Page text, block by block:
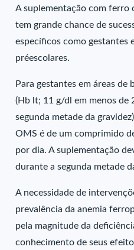
A suplementação com ferro
tem grande chance de
específicos como gestantes
préescolares.
Para gestantes em áreas de
(Hb lt; 11 g/dl em menos de
segunda metade da
OMS é de um comprimido
por dia. A suplementação
durante a segunda metade
A necessidade de
prevalência da anemia
pela magnitude da
conhecimento de seus